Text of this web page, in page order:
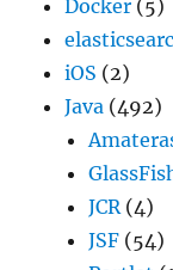
Docker (5)
iOS (2)
Java (492)
JCR(4)
JSF (54)